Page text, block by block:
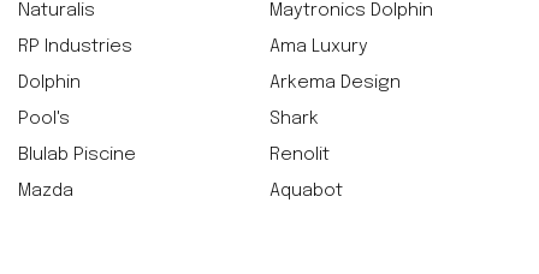
Naturalis
RP Industries
Dolphin
Maytronics Dolphin
Ama Luxury
Arkema Design
Pool's
Blulab Piscine
Mazda
Shark
Renolit
Aquabot